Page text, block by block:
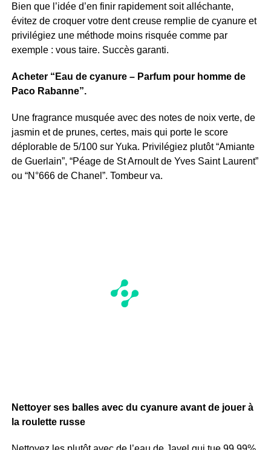
Bien que l’idée d’en finir rapidement soit alléchante,
évitez de croquer votre dent creuse remplie de cyanure et
privilégiez une méthode moins risquée comme par
exemple : vous taire. Succès garanti.
Acheter “Eau de cyanure – Parfum pour homme de
Paco Rabanne”.
Une fragrance musquée avec des notes de noix verte, de
jasmin et de prunes, certes, mais qui porte le score
déplorable de 5/100 sur Yuka. Privilégiez plutôt “Amiante
de Guerlain”, “Péage de St Arnoult de Yves Saint Laurent”
ou “N°666 de Chanel”. Tombeur va.
Nettoyer ses balles avec du cyanure avant de jouer à
la roulette russe